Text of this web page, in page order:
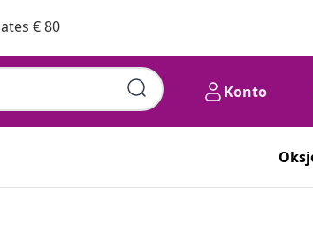
€ 80
Konto